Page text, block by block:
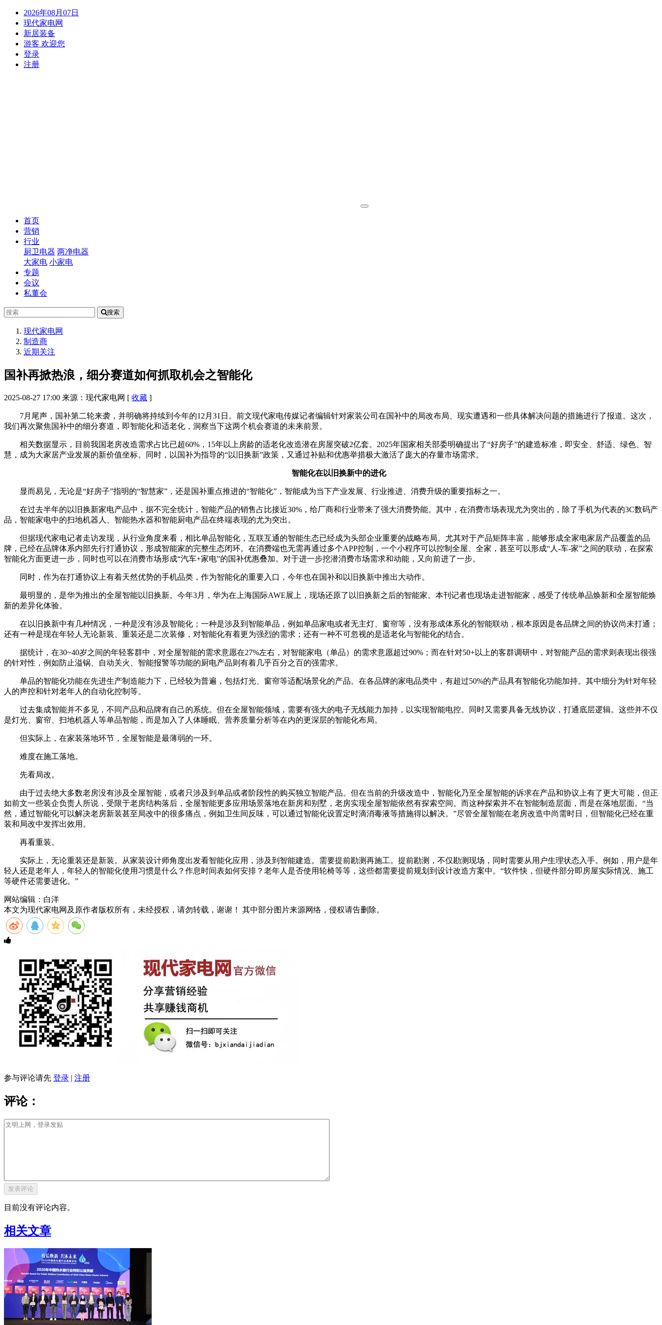
2026年08月07日
现代家电网
新居装备
游客 欢迎您
登录
注册
首页(current)
营销
行业
厨卫电器 两净电器
大家电 小家电
专题
会议
私董会
搜索
现代家电网
制造商
近期关注
国补再掀热浪，细分赛道如何抓取机会之智能化
2025-08-27 17:00 来源：现代家电网 [ 收藏 ]
7月尾声，国补第二轮来袭，并明确将持续到今年的12月31日。前文现代家电传媒记者编辑针对家装公司在国补中的局改布局、现实遭遇和一些具体解决问题的措施进行了报道。这次，
我们再次聚焦国补中的细分赛道，即智能化和适老化，洞察当下这两个机会赛道的未来前景。
相关数据显示，目前我国老房改造需求占比已超60%，15年以上房龄的适老化改造潜在房屋突破2亿套。2025年国家相关部委明确提出了“好房子”的建造标准，即安全、舒适、绿色、智
慧，成为大家居产业发展的新价值坐标。同时，以国补为指导的“以旧换新”政策，又通过补贴和优惠举措极大激活了庞大的存量市场需求。
智能化在以旧换新中的进化
显而易见，无论是“好房子”指明的“智慧家”，还是国补重点推进的“智能化”，智能成为当下产业发展、行业推进、消费升级的重要指标之一。
在过去半年的以旧换新家电产品中，据不完全统计，智能产品的销售占比接近30%，给厂商和行业带来了强大消费势能。其中，在消费市场表现尤为突出的，除了手机为代表的3C数码产
品，智能家电中的扫地机器人、智能热水器和智能厨电产品在终端表现的尤为突出。
但据现代家电记者走访发现，从行业角度来看，相比单品智能化，互联互通的智能生态已经成为头部企业重要的战略布局。尤其对于产品矩阵丰富，能够形成全家电家居产品覆盖的品
牌，已经在品牌体系内部先行打通协议，形成智能家的完整生态闭环。在消费端也无需再通过多个APP控制，一个小程序可以控制全屋、全家，甚至可以形成“人-车-家”之间的联动，在探索
智能化方面更进一步，同时也可以在消费市场形成“汽车+家电”的国补优惠叠加。对于进一步挖潜消费市场需求和动能，又向前进了一步。
同时，作为在打通协议上有着天然优势的手机品类，作为智能化的重要入口，今年也在国补和以旧换新中推出大动作。
最明显的，是华为推出的全屋智能以旧换新。今年3月，华为在上海国际AWE展上，现场还原了以旧换新之后的智能家。本刊记者也现场走进智能家，感受了传统单品焕新和全屋智能焕
新的差异化体验。
在以旧换新中有几种情况，一种是没有涉及智能化；一种是涉及到智能单品，例如单品家电或者无主灯、窗帘等，没有形成体系化的智能联动，根本原因是各品牌之间的协议尚未打通；
还有一种是现在年轻人无论新装、重装还是二次装修，对智能化有着更为强烈的需求；还有一种不可忽视的是适老化与智能化的结合。
据统计，在30~40岁之间的年轻客群中，对全屋智能的需求意愿在27%左右，对智能家电（单品）的需求意愿超过90%；而在针对50+以上的客群调研中，对智能产品的需求则表现出很强
的针对性，例如防止溢锅、自动关火、智能报警等功能的厨电产品则有着几乎百分之百的强需求。
单品的智能化功能在先进生产制造能力下，已经较为普遍，包括灯光、窗帘等适配场景化的产品。在各品牌的家电品类中，有超过50%的产品具有智能化功能加持。其中细分为针对年轻
人的声控和针对老年人的自动化控制等。
过去集成智能并不多见，不同产品和品牌有自己的系统。但在全屋智能领域，需要有强大的电子无线能力加持，以实现智能电控。同时又需要具备无线协议，打通底层逻辑。这些并不仅
是灯光、窗帘、扫地机器人等单品智能，而是加入了人体睡眠、营养质量分析等在内的更深层的智能化布局。
但实际上，在家装落地环节，全屋智能是最薄弱的一环。
难度在施工落地。
先看局改。
由于过去绝大多数老房没有涉及全屋智能，或者只涉及到单品或者阶段性的购买独立智能产品。但在当前的升级改造中，智能化乃至全屋智能的诉求在产品和协议上有了更大可能，但正
如前文一些装企负责人所说，受限于老房结构落后，全屋智能更多应用场景落地在新房和别墅，老房实现全屋智能依然有探索空间。而这种探索并不在智能制造层面，而是在落地层面。“当
然，通过智能化可以解决老房新装甚至局改中的很多痛点，例如卫生间反味，可以通过智能化设置定时滴消毒液等措施得以解决。”尽管全屋智能在老房改造中尚需时日，但智能化已经在重
装和局改中发挥出效用。
再看重装。
实际上，无论重装还是新装。从家装设计师角度出发看智能化应用，涉及到智能建造。需要提前勘测再施工。提前勘测，不仅勘测现场，同时需要从用户生理状态入手。例如，用户是年
轻人还是老年人，年轻人的智能化使用习惯是什么？作息时间表如何安排？老年人是否使用轮椅等等，这些都需要提前规划到设计改造方案中。“软件快，但硬件部分即房屋实际情况、施工
等硬件还需要进化。”
网站编辑：白洋
本文为现代家电网及原作者版权所有，未经授权，请勿转载，谢谢！ 其中部分图片来源网络，侵权请告删除。
参与评论请先 登录 | 注册
评论：
目前没有评论内容。
相关文章